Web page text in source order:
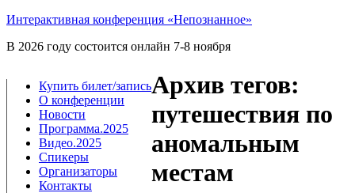
Интерактивная конференция «Непознанное»
В 2026 году состоится онлайн 7-8 ноября
Купить билет/​запись
О конференции
Новости
Программа.2025
Видео.2025
Спикеры
Организаторы
Контакты
Архив тегов:
путешествия по
аномальным
местам